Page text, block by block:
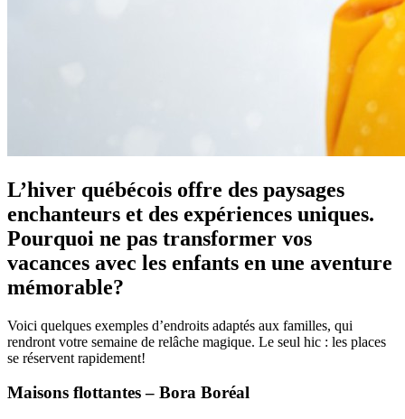
L’hiver québécois offre des paysages
enchanteurs et des expériences uniques.
Pourquoi ne pas transformer vos
vacances avec les enfants en une aventure
mémorable?
Voici quelques exemples d’endroits adaptés aux familles, qui
rendront votre semaine de relâche magique. Le seul hic : les places
se réservent rapidement!
Maisons flottantes – Bora Boréal